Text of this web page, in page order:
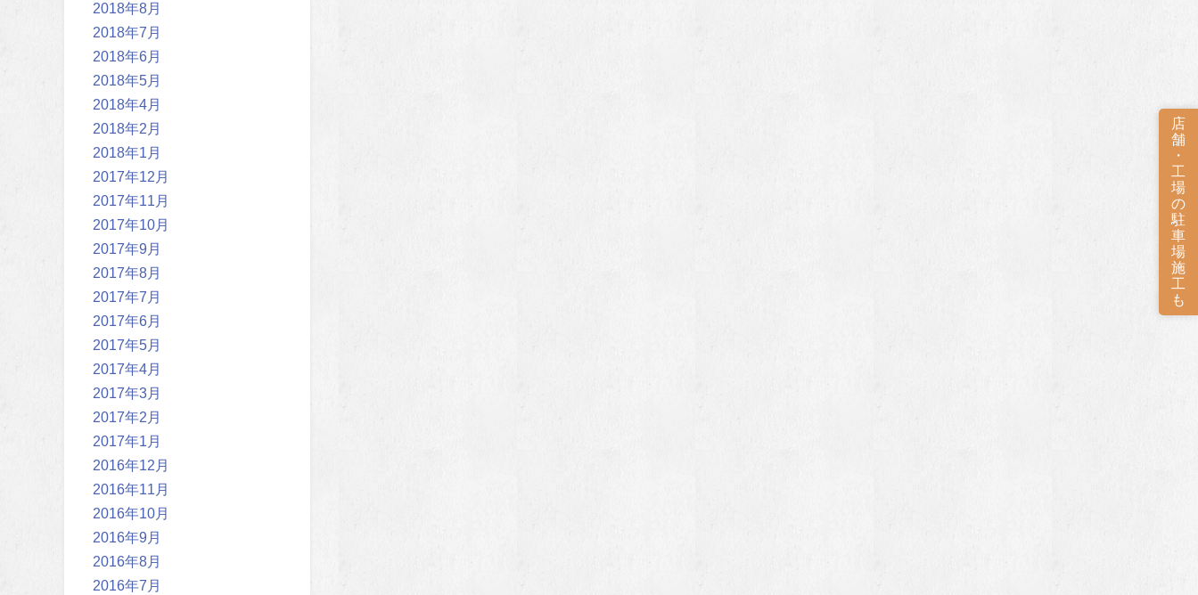
2018年8月
2018年7月
2018年6月
2018年5月
2018年4月
2018年2月
2018年1月
2017年12月
2017年11月
2017年10月
2017年9月
2017年8月
2017年7月
2017年6月
2017年5月
2017年4月
2017年3月
2017年2月
2017年1月
2016年12月
2016年11月
2016年10月
2016年9月
2016年8月
2016年7月
店
舗
・
工
場
の
駐
車
場
施
工
も